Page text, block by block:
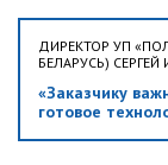
ДИРЕКТОР УП
БЕЛАРУСЬ) СЕРГЕЙ
«Заказчику
готовое